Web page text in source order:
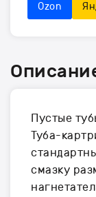
Ozon
Пустые
Туба-
смазку